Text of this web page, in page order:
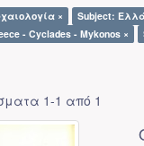
× Subject:
- Cyclades - Mykonos ×
1-1 από 1